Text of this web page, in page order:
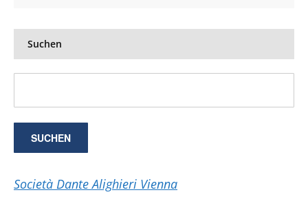
Suchen
Società Dante Alighieri Vienna